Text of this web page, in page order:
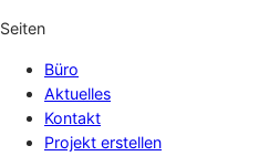
Seiten
Büro
Aktuelles
Kontakt
Projekt erstellen